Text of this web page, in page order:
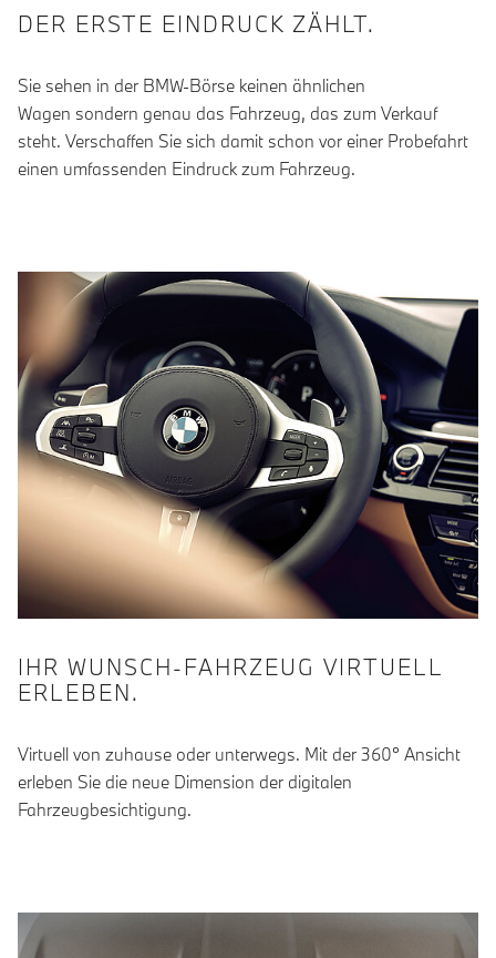
DER ERSTE EINDRUCK ZÄHLT.
Sie sehen in der BMW-Börse keinen ähnlichen
Wagen sondern genau das Fahrzeug, das zum Verkauf
steht. Verschaffen Sie sich damit schon vor einer Probefahrt
einen umfassenden Eindruck zum Fahrzeug.
IHR WUNSCH-FAHRZEUG VIRTUELL
ERLEBEN.
Virtuell von zuhause oder unterwegs. Mit der 360° Ansicht
erleben Sie die neue Dimension der digitalen
Fahrzeugbesichtigung.